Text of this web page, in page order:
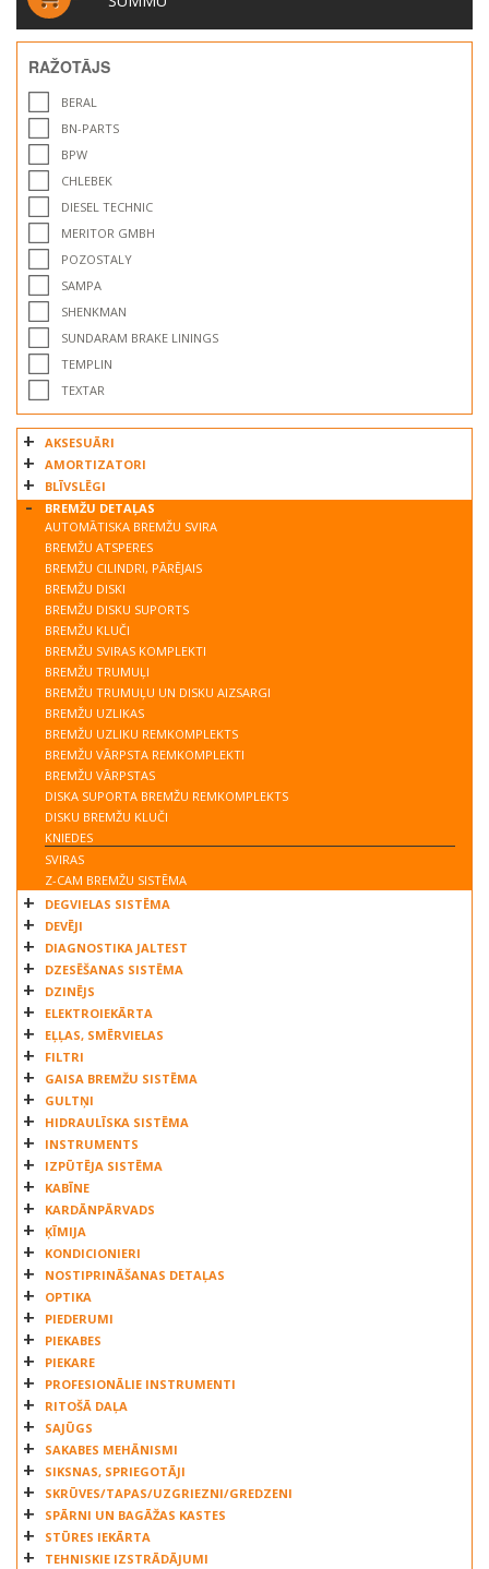
RAŽOTĀJS
BERAL
BN-PARTS
BPW
CHLEBEK
DIESEL TECHNIC
MERITOR GMBH
POZOSTALY
SAMPA
SHENKMAN
SUNDARAM BRAKE LININGS
TEMPLIN
TEXTAR
UNIVERSAL COMPONENTS UK LTD
WINKLER
AKSESUĀRI
AMORTIZATORI
BLĪVSLĒGI
BREMŽU DETAĻAS
AUTOMĀTISKA BREMŽU SVIRA
BREMŽU ATSPERES
BREMŽU CILINDRI, PĀRĒJAIS
BREMŽU DISKI
BREMŽU DISKU SUPORTS
BREMŽU KLUČI
BREMŽU SVIRAS KOMPLEKTI
BREMŽU TRUMUĻI
BREMŽU TRUMUĻU UN DISKU AIZSARGI
BREMŽU UZLIKAS
BREMŽU UZLIKU REMKOMPLEKTS
BREMŽU VĀRPSTA REMKOMPLEKTI
BREMŽU VĀRPSTAS
DISKA SUPORTA BREMŽU REMKOMPLEKTS
DISKU BREMŽU KLUČI
KNIEDES
SVIRAS
Z-CAM BREMŽU SISTĒMA
DEGVIELAS SISTĒMA
DEVĒJI
DIAGNOSTIKA JALTEST
DZESĒŠANAS SISTĒMA
DZINĒJS
ELEKTROIEKĀRTA
EĻĻAS, SMĒRVIELAS
FILTRI
GAISA BREMŽU SISTĒMA
GULTŅI
HIDRAULĪSKA SISTĒMA
INSTRUMENTS
IZPŪTĒJA SISTĒMA
KABĪNE
KARDĀNPĀRVADS
ĶĪMIJA
KONDICIONIERI
NOSTIPRINĀŠANAS DETAĻAS
OPTIKA
PIEDERUMI
PIEKABES
PIEKARE
PROFESIONĀLIE INSTRUMENTI
RITOŠĀ DAĻA
SAJŪGS
SAKABES MEHĀNISMI
SIKSNAS, SPRIEGOTĀJI
SKRŪVES/TAPAS/UZGRIEZNI/GREDZENI
SPĀRNI UN BAGĀŽAS KASTES
STŪRES IEKĀRTA
TEHNISKIE IZSTRĀDĀJUMI